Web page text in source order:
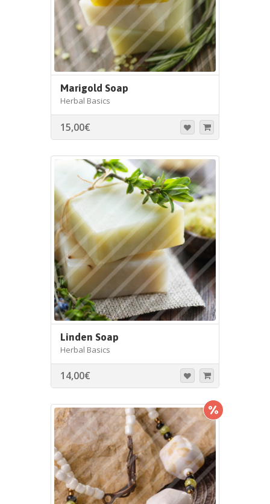
Marigold Soap
Herbal Basics
15,00€
Linden Soap
Herbal Basics
14,00€